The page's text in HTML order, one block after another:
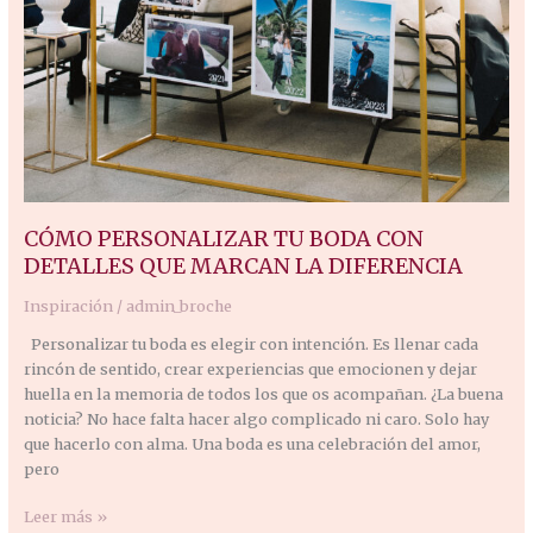
CÓMO PERSONALIZAR TU BODA CON
DETALLES QUE MARCAN LA DIFERENCIA
Inspiración / admin_broche
Personalizar tu boda es elegir con intención. Es llenar cada
rincón de sentido, crear experiencias que emocionen y dejar
huella en la memoria de todos los que os acompañan. ¿La buena
noticia? No hace falta hacer algo complicado ni caro. Solo hay
que hacerlo con alma. Una boda es una celebración del amor,
pero
Leer más »